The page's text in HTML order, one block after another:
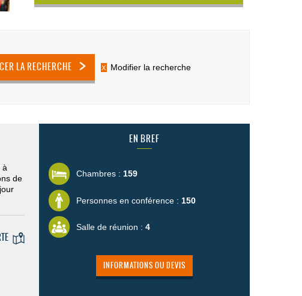
LA RECHERCHE Modifier la recherche
à
de
EN BREF
Chambres : 159
Personnes en conférence : 150
Salle de réunion : 4
INFORMATIONS OU DEVIS